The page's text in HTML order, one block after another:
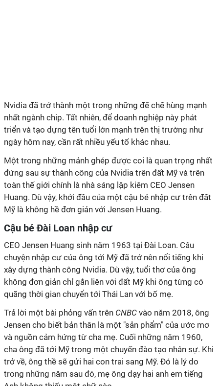
Nvidia đã trở thành một trong những đế chế hùng mạnh
nhất ngành chip. Tất nhiên, để doanh nghiệp này phát
triển và tạo dựng tên tuổi lớn mạnh trên thị trường như
ngày hôm nay, cần rất nhiều yếu tố khác nhau.
Một trong những mảnh ghép được coi là quan trọng nhất
đứng sau sự thành công của Nvidia trên đất Mỹ và trên
toàn thế giới chính là nhà sáng lập kiêm CEO Jensen
Huang. Dù vậy, khởi đầu của một cậu bé nhập cư trên đất
Mỹ là không hề đơn giản với Jensen Huang.
Cậu bé Đài Loan nhập cư
CEO Jensen Huang sinh năm 1963 tại Đài Loan. Câu
chuyện nhập cư của ông tới Mỹ đã trở nên nổi tiếng khi
xây dựng thành công Nvidia. Dù vậy, tuổi thơ của ông
không đơn giản chỉ gắn liên với đất Mỹ khi ông từng có
quãng thời gian chuyển tới Thái Lan với bố mẹ.
Trả lời một bài phỏng vấn trên CNBC vào năm 2018, ông
Jensen cho biết bản thân là một "sản phẩm" của ước mơ
và nguồn cảm hứng từ cha mẹ. Cuối những năm 1960,
cha ông đã tới Mỹ trong một chuyến đào tạo nhân sự. Khi
trở về, ông thề sẽ gửi hai con trai sang Mỹ. Đó là lý do
trong những năm sau đó, mẹ ông dạy hai anh em tiếng